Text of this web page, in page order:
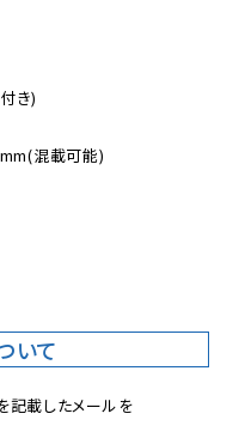
き)
混載可能)
いて
記載したメールを